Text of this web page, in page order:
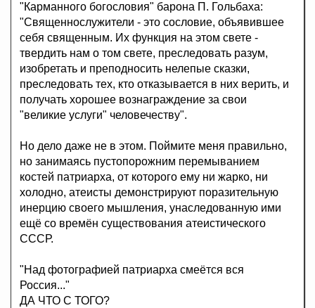
"Карманного богословия" барона П. Гольбаха:
"Священнослужители - это сословие, объявившее
себя священным. Их функция на этом свете -
твердить нам о том свете, преследовать разум,
изобретать и преподносить нелепые сказки,
преследовать тех, кто отказывается в них верить, и
получать хорошее вознаграждение за свои
"великие услуги" человечеству".
Но дело даже не в этом. Поймите меня правильно,
но занимаясь пустопорожним перемыванием
костей патриарха, от которого ему ни жарко, ни
холодно, атеисты демонстрируют поразительную
инерцию своего мышления, унаследованную ими
ещё со времён существования атеистического
СССР.
"Над фотографией патриарха смеётся вся
Россия..."
ДА ЧТО С ТОГО?